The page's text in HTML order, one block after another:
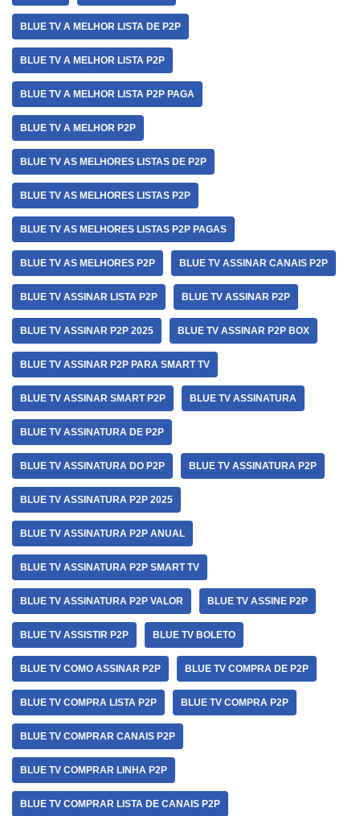
BLUE TV A MELHOR LISTA DE P2P
BLUE TV A MELHOR LISTA P2P
BLUE TV A MELHOR LISTA P2P PAGA
BLUE TV A MELHOR P2P
BLUE TV AS MELHORES LISTAS DE P2P
BLUE TV AS MELHORES LISTAS P2P
BLUE TV AS MELHORES LISTAS P2P PAGAS
BLUE TV AS MELHORES P2P BLUE TV ASSINAR CANAIS P2P
BLUE TV ASSINAR LISTA P2P BLUE TV ASSINAR P2P
BLUE TV ASSINAR P2P 2025 BLUE TV ASSINAR P2P BOX
BLUE TV ASSINAR P2P PARA SMART TV
BLUE TV ASSINAR SMART P2P BLUE TV ASSINATURA
BLUE TV ASSINATURA DE P2P
BLUE TV ASSINATURA DO P2P BLUE TV ASSINATURA P2P
BLUE TV ASSINATURA P2P 2025
BLUE TV ASSINATURA P2P ANUAL
BLUE TV ASSINATURA P2P SMART TV
BLUE TV ASSINATURA P2P VALOR BLUE TV ASSINE P2P
BLUE TV ASSISTIR P2P BLUE TV BOLETO
BLUE TV COMO ASSINAR P2P BLUE TV COMPRA DE P2P
BLUE TV COMPRA LISTA P2P BLUE TV COMPRA P2P
BLUE TV COMPRAR CANAIS P2P
BLUE TV COMPRAR LINHA P2P
BLUE TV COMPRAR LISTA DE CANAIS P2P